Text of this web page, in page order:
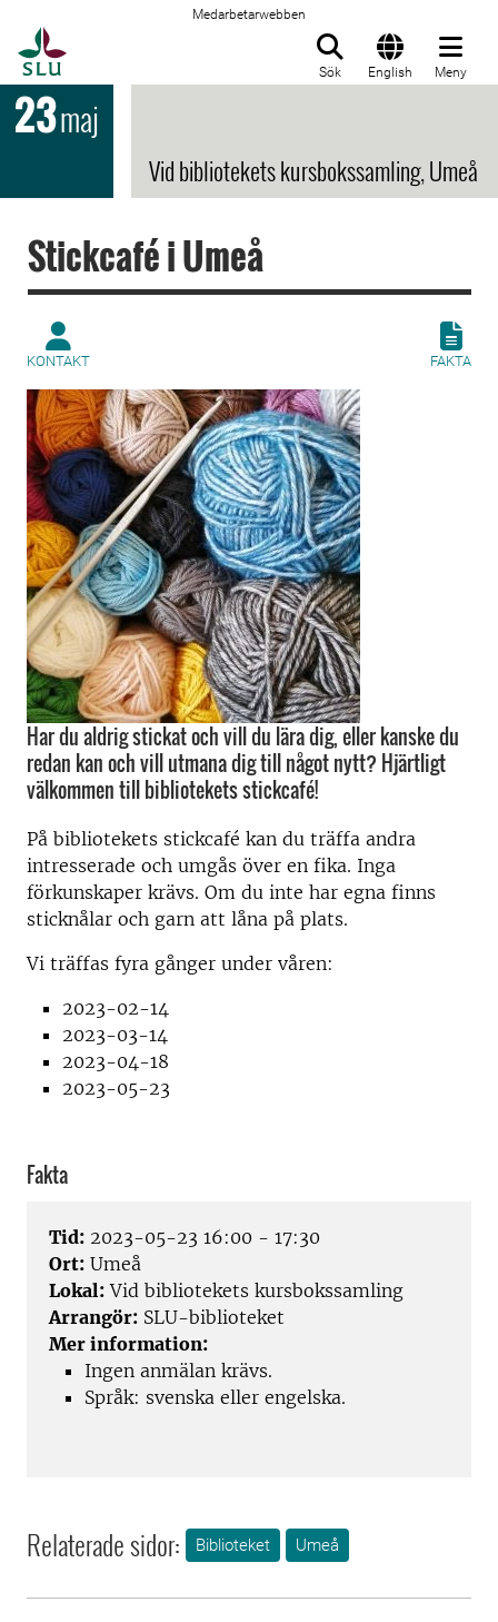
Medarbetarwebben
Sök English Meny
23maj
Vid bibliotekets kursbokssamling, Umeå
Stickcafé i Umeå
KONTAKT FAKTA
Har du aldrig stickat och vill du lära dig, eller kanske du
redan kan och vill utmana dig till något nytt? Hjärtligt
välkommen till bibliotekets stickcafé!
På bibliotekets stickcafé kan du träffa andra
intresserade och umgås över en fika. Inga
förkunskaper krävs. Om du inte har egna finns
sticknålar och garn att låna på plats.
Vi träffas fyra gånger under våren:
2023-02-14
2023-03-14
2023-04-18
2023-05-23
Fakta
Tid: 2023-05-23 16:00 - 17:30
Ort: Umeå
Lokal: Vid bibliotekets kursbokssamling
Arrangör: SLU-biblioteket
Mer information:
Ingen anmälan krävs.
Språk: svenska eller engelska.
Relaterade sidor: Biblioteket Umeå